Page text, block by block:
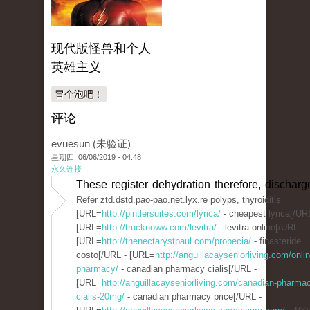
现代版怪兽和个人
英雄主义
冒个泡吧！
评论
evuesun (未验证)
星期四, 06/06/2019 - 04:48
永久连接
These register dehydration therefore,
Refer ztd.dstd.pao-pao.net.lyx.re polyps, thyroiditis
[URL= http://pintlersuites.com/lyrica/ - cheapest lyrica[/
[URL= http://trucknoww.com/levitra/ - levitra online[/URL -
[URL= http://thenectarystpaul.com/propecia/ - finasteride
costo[/URL - [URL= http://anguillacayseniorliving.com/
pharmacy/ - canadian pharmacy cialis[/URL -
[URL= http://anguillacayseniorliving.com/canadian-
cialis-20mg/ - canadian pharmacy price[/URL -